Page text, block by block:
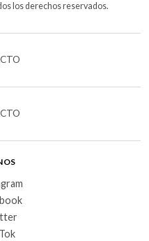
los derechos reservados.